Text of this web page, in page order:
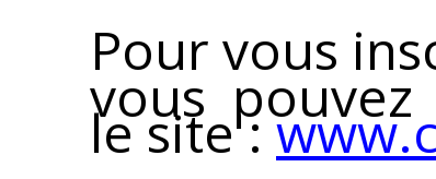
Pour vous
vous
le site :